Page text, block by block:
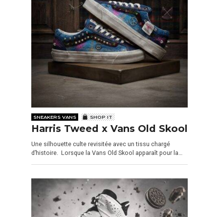
SNEAKERS VANS SHOP IT
Harris Tweed x Vans Old Skool
Une silhouette culte revisitée avec un tissu chargé
d’histoire. Lorsque la Vans Old Skool apparaît pour la…